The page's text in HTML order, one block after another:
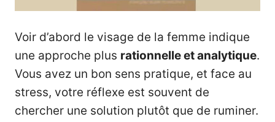
Voir d’abord le visage de la femme indique
une approche plus rationnelle et analytique.
Vous avez un bon sens pratique, et face au
stress, votre réflexe est souvent de
chercher une solution plutôt que de ruminer.